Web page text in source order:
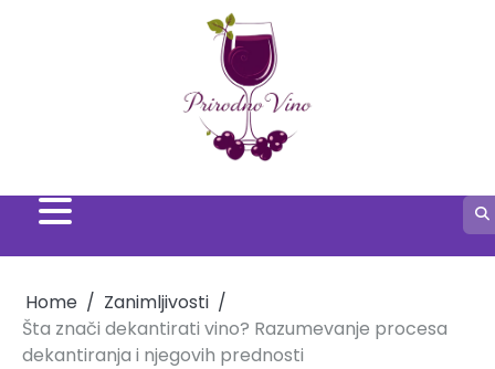
Home
Zanimljivosti
Šta znači dekantirati vino? Razumevanje procesa
dekantiranja i njegovih prednosti